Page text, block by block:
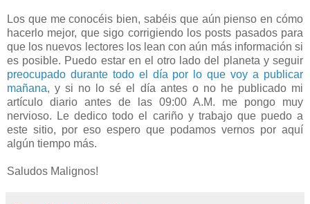
Los que me conocéis bien, sabéis que aún pienso en cómo
hacerlo mejor, que sigo corrigiendo los posts pasados para
que los nuevos lectores los lean con aún más información si
es posible. Puedo estar en el otro lado del planeta y seguir
preocupado durante todo el día por lo que voy a publicar
mañana, y si no lo sé el día antes o no he publicado mi
artículo diario antes de las 09:00 A.M. me pongo muy
nervioso. Le dedico todo el cariño y trabajo que puedo a
este sitio, por eso espero que podamos vernos por aquí
algún tiempo más.
Saludos Malignos!